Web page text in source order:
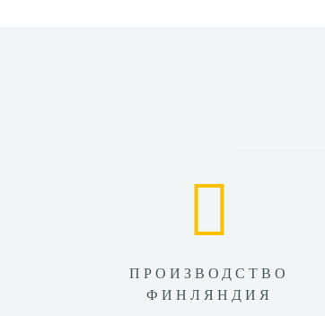
ПРОИЗВОДСТВО
ФИНЛЯНДИЯ